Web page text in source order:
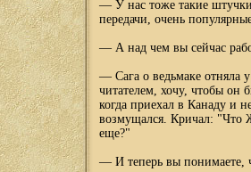
— У нас тоже такие штучки
передачи, очень
— А над чем вы сейчас
— Сага о ведьмаке отняла
читателем, хочу, чтобы он
когда приехал в Канаду и
возмущался. Кричал: "Что
еще?"
— И теперь вы понимаете,